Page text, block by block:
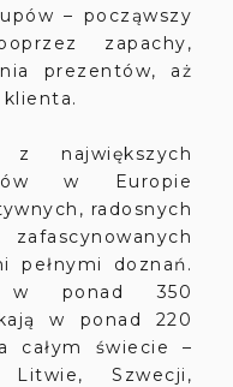
– począwszy
zapachy,
prezentów, aż
największych
w Europie
radosnych
pełnymi doznań.
w ponad 350
w ponad 220
całym świecie –
Szwecji,